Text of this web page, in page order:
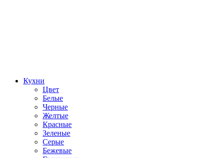
Кухни
Цвет
Белые
Черные
Желтые
Красные
Зеленые
Серые
Бежевые